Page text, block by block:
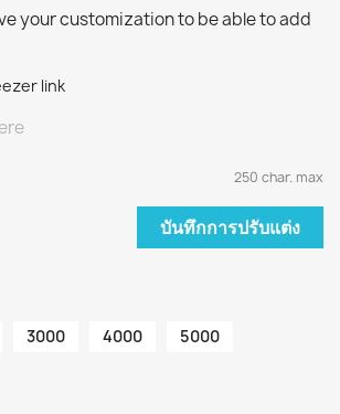
your customization to be able to add
link
250 char. max
บันทึกการปรับแต่ง
3000 4000
5000